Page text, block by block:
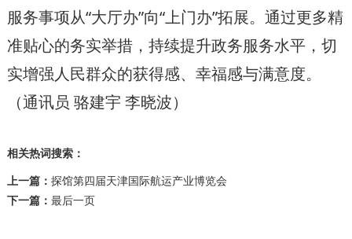
服务事项从“大厅办”向“上门办”拓展。通过更多精
准贴心的务实举措，持续提升政务服务水平，切
实增强人民群众的获得感、幸福感与满意度。
（通讯员 骆建宇 李晓波）
相关热词搜索：
上一篇： 探馆第四届天津国际航运产业博览会
下一篇： 最后一页